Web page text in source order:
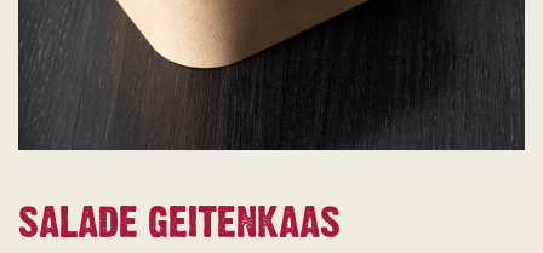
SALADE GEITENKAAS